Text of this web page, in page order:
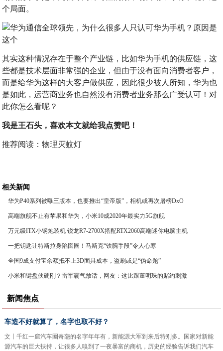
个局面。
其实这种情况存在于整个产业链，比如华为手机的供应链，这
些都是技术层面非常强的企业，但由于没有面向消费者客户，
而是给华为这样的大客户做供应，因此很少被人所知，华为也
是如此，运营商业务也自然没有消费者业务那么广受认可！对
此你怎么看呢？
我是王石头，喜欢本文就给我点赞吧！
推荐阅读：物理灭蚊灯
相关新闻
华为P40系列被曝三版本，也要推出“皇帝版”，相机或再次屠榜DxO
高端旗舰不止有苹果和华为，小米10成2020年最实力5G旗舰
万元级ITX小钢炮装机 锐龙R7-2700X搭配RTX2060高端迷你电脑主机
一把钥匙让特斯拉身陷囹圄！马斯克“铁腕手段”令人心寒
全国9成支付宝余额抵不上3D面具成本，盗刷或是“伪命题”
小米和键盘侠硬刚？雷军霸气放话，网友：这比跟董明珠的赌约刺激
新闻焦点
车造不好就算了，名字也取不好？
文丨千红一窟汽车圈奇葩的名字年年有，新能源大军到来后特别多。国家对新能
源汽车的巨大扶持，让很多人嗅到了一夜暴富的商机，历史的经验告诉我们汽车